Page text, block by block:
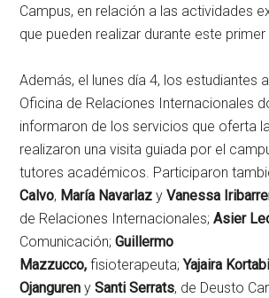
Campus, en relación a las actividades
que pueden realizar durante este
Además, el lunes día 4, los estudiantes
Oficina de Relaciones Internacionales
informaron de los servicios que oferta
realizaron una visita guiada por el
tutores académicos. Participaron
Calvo, María NavarlazyVanessa
de Relaciones Internacionales;Asier
Comunicación;Guillermo
Mazzucco,fisioterapeuta;Yajaira
OjangurenySanti Serrats, de Deusto